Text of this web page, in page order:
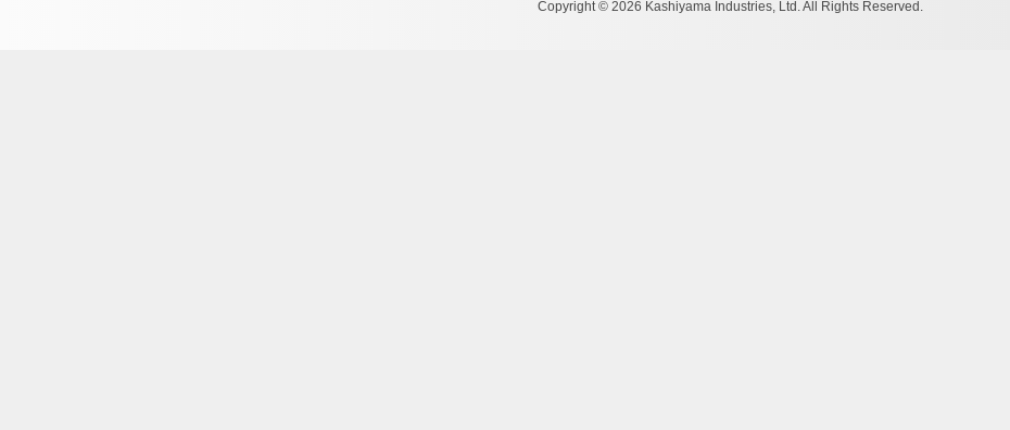
Copyright © 2026 Kashiyama Industries, Ltd. All Rights Reserved.